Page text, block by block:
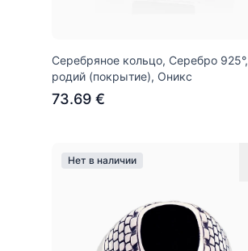
Серебряное кольцо, Серебро 925°,
родий (покрытие), Оникс
73.69 €
Нет в наличии